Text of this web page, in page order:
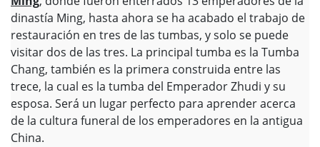
dinastía Ming, hasta ahora se ha acabado el trabajo de
restauración en tres de las tumbas, y solo se puede
visitar dos de las tres. La principal tumba es la Tumba
Chang, también es la primera construida entre las
trece, la cual es la tumba del Emperador Zhudi y su
esposa. Será un lugar perfecto para aprender acerca
de la cultura funeral de los emperadores en la antigua
China.